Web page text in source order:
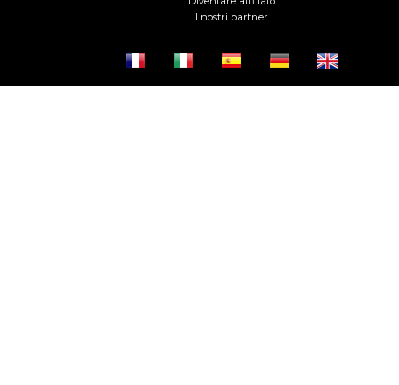
I nostri partner